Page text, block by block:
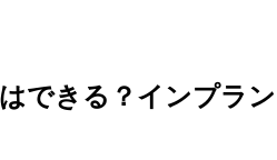
できる？インプラ